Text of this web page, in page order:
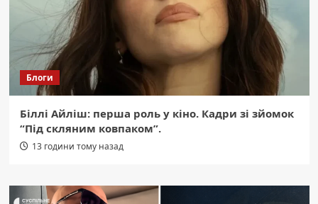
Блоги
Біллі Айліш: перша роль у кіно. Кадри зі зйомок
“Під скляним ковпаком”.
13 години тому назад